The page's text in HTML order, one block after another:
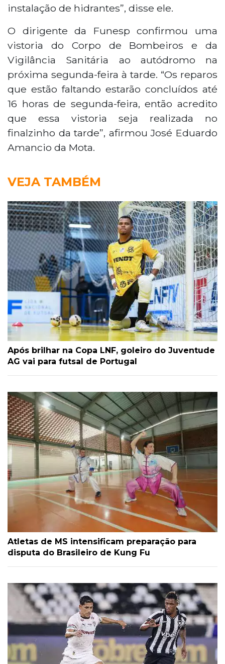
instalação de hidrantes”, disse ele.
O dirigente da Funesp confirmou uma
vistoria do Corpo de Bombeiros e da
Vigilância Sanitária ao autódromo na
próxima segunda-feira à tarde. “Os reparos
que estão faltando estarão concluídos até
16 horas de segunda-feira, então acredito
que essa vistoria seja realizada no
finalzinho da tarde”, afirmou José Eduardo
Amancio da Mota.
VEJA TAMBÉM
Após brilhar na Copa LNF, goleiro do Juventude
AG vai para futsal de Portugal
Atletas de MS intensificam preparação para
disputa do Brasileiro de Kung Fu